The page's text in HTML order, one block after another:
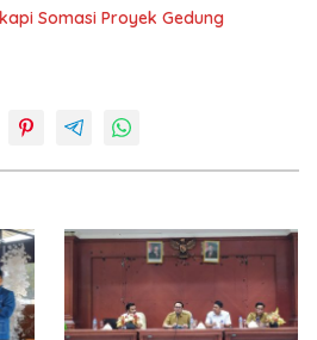
Somasi Proyek Gedung